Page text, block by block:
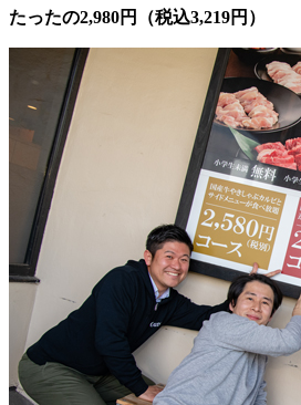
たったの2,980円（税込3,219円）